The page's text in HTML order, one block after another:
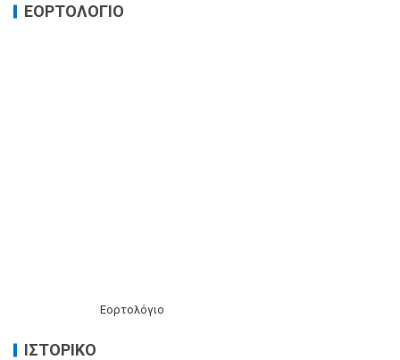
ΕΟΡΤΟΛΟΓΙΟ
Εορτολόγιο
ΙΣΤΟΡΙΚΌ